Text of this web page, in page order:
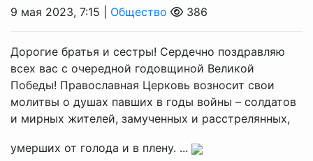
9 мая 2023, 7:15 | Общество 386
Дорогие братья и сестры! Сердечно поздравляю
всех вас с очередной годовщиной Великой
Победы! Православная Церковь возносит свои
молитвы о душах павших в годы войны – солдатов
и мирных жителей, замученных и расстрелянных,
умерших от голода и в плену. ...